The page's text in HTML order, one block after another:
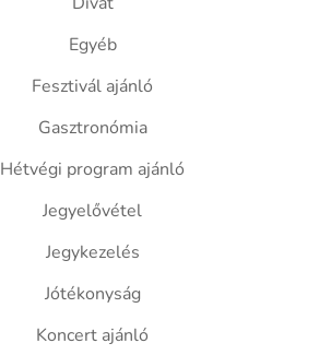
Egyéb
Fesztivál ajánló
Gasztronómia
Hétvégi program ajánló
Jegyelővétel
Jegykezelés
Jótékonyság
Koncert ajánló